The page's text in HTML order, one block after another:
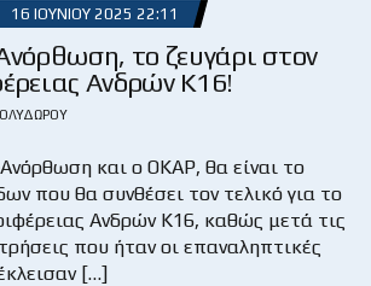
16 ΙΟΥΝΊΟΥ 2025 22:11
το ζευγάρι στον
Ανδρών Κ16!
και ο ΟΚΑΡ, θα είναι το
που θα συνθέσει τον τελικό για το
Ανδρών Κ16, καθώς μετά τις
που ήταν οι επαναληπτικές
[…]